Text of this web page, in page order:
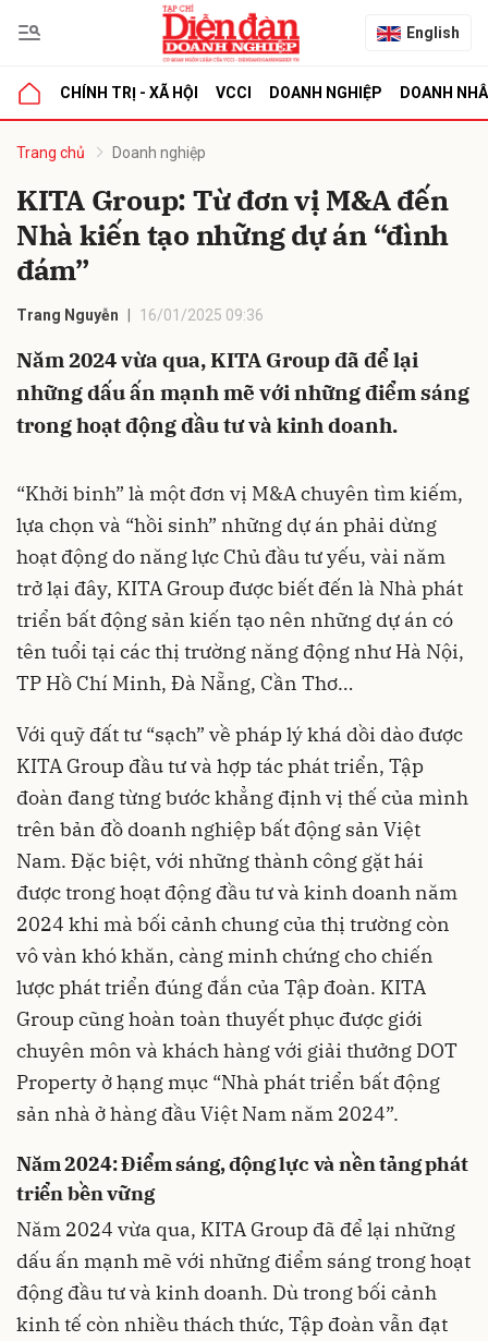
English
CHÍNH TRỊ - XÃ HỘI VCCI DOANH NGHIỆP DOANH
Trang chủ Doanh nghiệp
KITA Group: Từ đơn vị M&A đến
Nhà kiến tạo những dự án “đình
đám”
Trang Nguyễn 16/01/2025 09:36
Năm 2024 vừa qua, KITA Group đã để lại
những dấu ấn mạnh mẽ với những điểm sáng
trong hoạt động đầu tư và kinh doanh.
“Khởi binh” là một đơn vị M&A chuyên tìm kiếm,
lựa chọn và “hồi sinh” những dự án phải dừng
hoạt động do năng lực Chủ đầu tư yếu, vài năm
trở lại đây, KITA Group được biết đến là Nhà phát
triển bất động sản kiến tạo nên những dự án có
tên tuổi tại các thị trường năng động như Hà Nội,
TP Hồ Chí Minh, Đà Nẵng, Cần Thơ…
Với quỹ đất tư “sạch” về pháp lý khá dồi dào được
KITA Group đầu tư và hợp tác phát triển, Tập
đoàn đang từng bước khẳng định vị thế của mình
trên bản đồ doanh nghiệp bất động sản Việt
Nam. Đặc biệt, với những thành công gặt hái
được trong hoạt động đầu tư và kinh doanh năm
2024 khi mà bối cảnh chung của thị trường còn
vô vàn khó khăn, càng minh chứng cho chiến
lược phát triển đúng đắn của Tập đoàn. KITA
Group cũng hoàn toàn thuyết phục được giới
chuyên môn và khách hàng với giải thưởng DOT
Property ở hạng mục “Nhà phát triển bất động
sản nhà ở hàng đầu Việt Nam năm 2024”.
Năm 2024: Điểm sáng, động lực và nền tảng phát
triển bền vững
Năm 2024 vừa qua, KITA Group đã để lại những
dấu ấn mạnh mẽ với những điểm sáng trong hoạt
động đầu tư và kinh doanh. Dù trong bối cảnh
kinh tế còn nhiều thách thức, Tập đoàn vẫn đạt
luận
Hủy